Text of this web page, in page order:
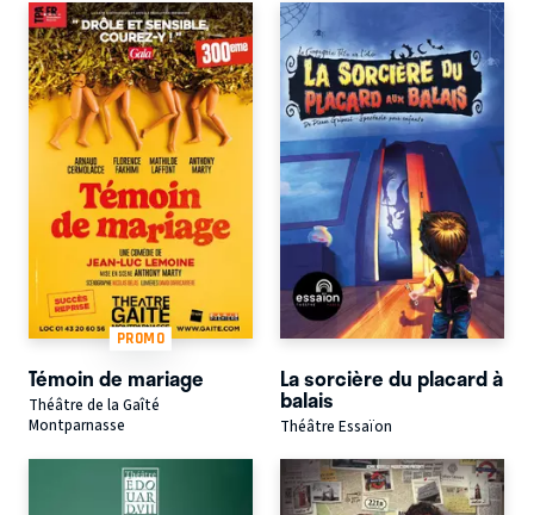
PROMO
Témoin de mariage
Théâtre de la Gaîté
Montparnasse
La sorcière du placard à
balais
Théâtre Essaïon